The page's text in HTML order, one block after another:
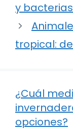
y
tropical:
¿Cuál
opciones?